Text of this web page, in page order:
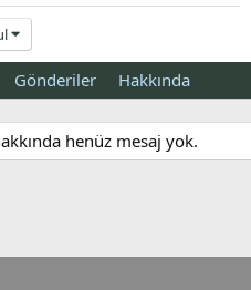
Gönderiler Hakkında
henüz mesaj yok.